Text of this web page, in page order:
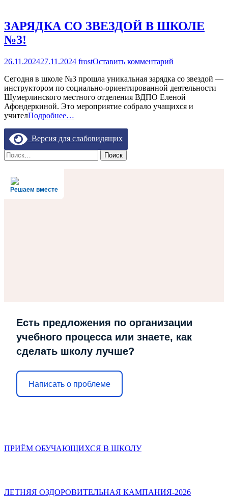
ЗАРЯДКА СО ЗВЕЗДОЙ В ШКОЛЕ
№3!
26.11.202427.11.2024 frostОставить комментарий
СО
ЗВЕЗДОЙ
В
ШКОЛЕ
Сегодня в школе №3 прошла уникальная зарядка со звездой —
инструктором по социально-ориентированной деятельности
Шумерлинского местного отделения ВДПО Еленой
Афондеркиной. Это мероприятие собрало учащихся и
учителПодробнее…
Версия для слабовидящих
Найти:
Решаем вместе
Есть предложения по организации
учебного процесса или знаете, как
сделать школу лучше?
Написать о проблеме
ПРИЁМ ОБУЧАЮЩИХСЯ В ШКОЛУ
ЛЕТНЯЯ ОЗДОРОВИТЕЛЬНАЯ КАМПАНИЯ-2026